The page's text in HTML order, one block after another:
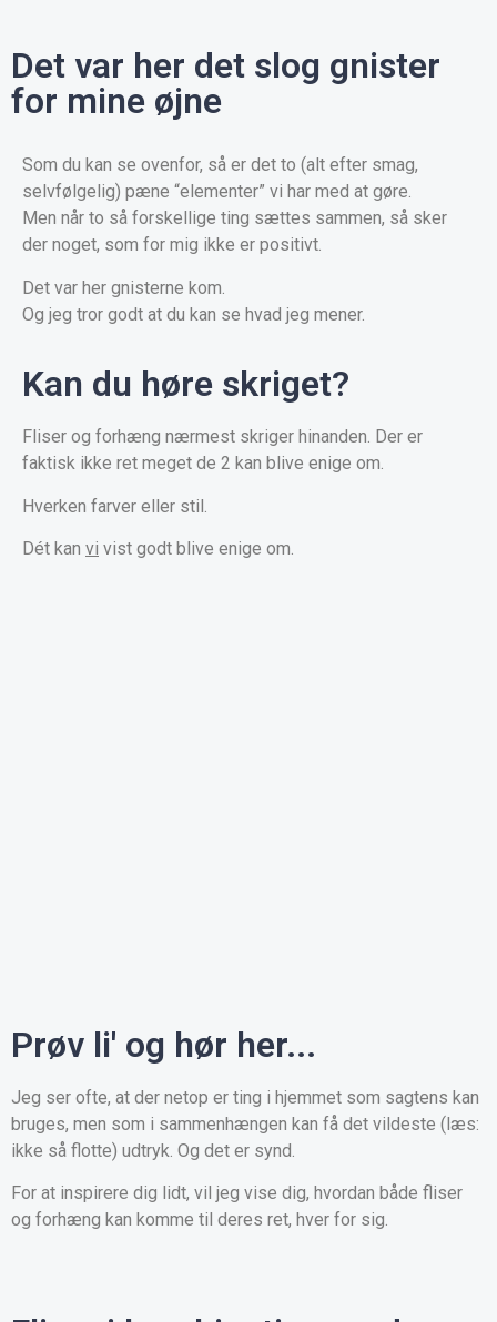
Det var her det slog gnister
for mine øjne
Som du kan se ovenfor, så er det to (alt efter smag,
selvfølgelig) pæne “elementer” vi har med at gøre.
Men når to så forskellige ting sættes sammen, så sker
der noget, som for mig ikke er positivt.
Det var her gnisterne kom.
Og jeg tror godt at du kan se hvad jeg mener.
Kan du høre skriget?
Fliser og forhæng nærmest skriger hinanden. Der er
faktisk ikke ret meget de 2 kan blive enige om.
Hverken farver eller stil.
Dét kan vi vist godt blive enige om.
Prøv li' og hør her...
Jeg ser ofte, at der netop er ting i hjemmet som sagtens kan
bruges, men som i sammenhængen kan få det vildeste (læs:
ikke så flotte) udtryk. Og det er synd.
For at inspirere dig lidt, vil jeg vise dig, hvordan både fliser
og forhæng kan komme til deres ret, hver for sig.